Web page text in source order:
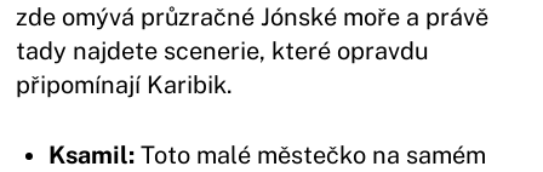
zde omývá průzračné Jónské moře a právě
tady najdete scenerie, které opravdu
připomínají Karibik.
Ksamil: Toto malé městečko na samém